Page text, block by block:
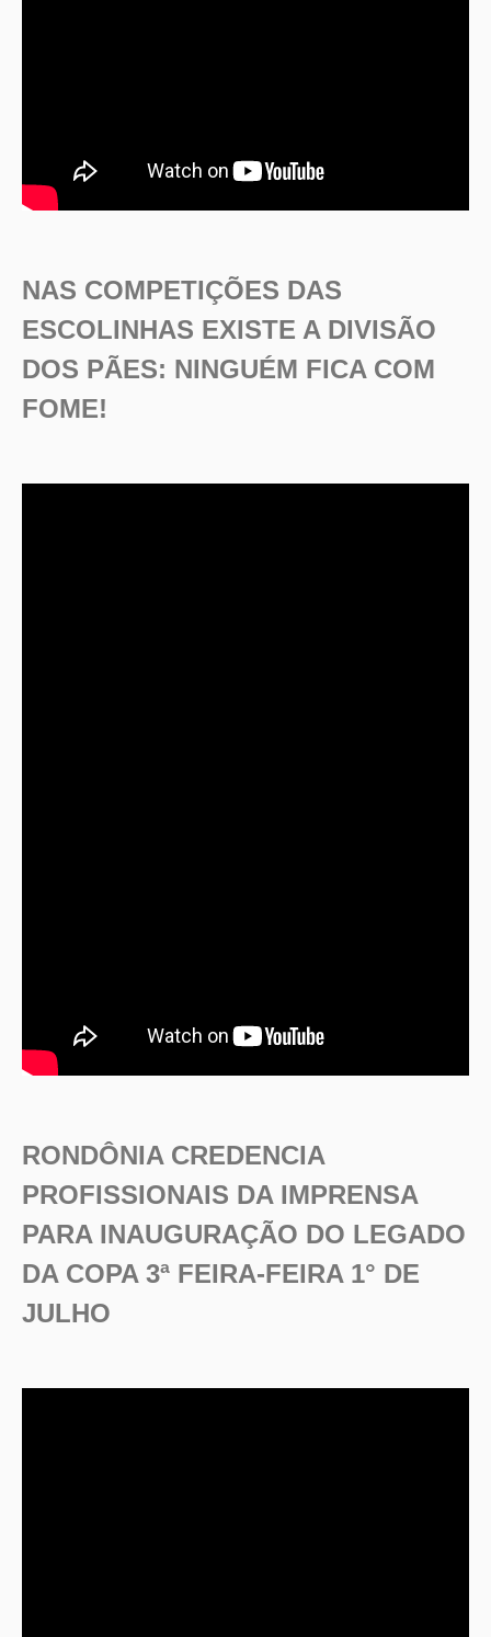
NAS COMPETIÇÕES DAS
ESCOLINHAS EXISTE A DIVISÃO
DOS PÃES: NINGUÉM FICA COM
FOME!
RONDÔNIA CREDENCIA
PROFISSIONAIS DA IMPRENSA
PARA INAUGURAÇÃO DO LEGADO
DA COPA 3ª FEIRA-FEIRA 1° DE
JULHO